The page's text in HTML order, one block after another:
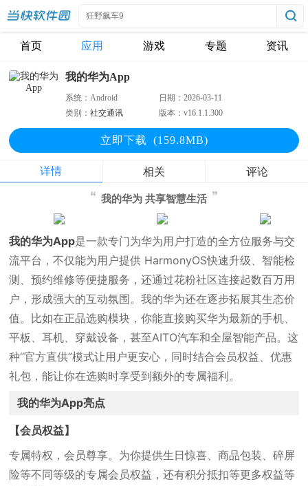
首页 应用 游戏 专题 资讯
我的华为App
系统：Android 日期：2026-03-11
类别：社交通讯 版本：v16.1.1.300
立即下载 (159.8MB)
详情 相关 评论
我的华为 共享智慧生活
我的华为App是一款专门为华为用户打造的全方位服务与交
流平台，不仅能为用户提供 HarmonyOS快速升级、智能检
测、预约维修等便捷服务，还通过花粉社区连接起数百万用
户，形成强大的互动氛围。我的华为还在逐步拓展其生态价
值。比如在正品选购模块，你能直接购买华为最新的手机、
平板、耳机、穿戴设备，甚至AITO汽车和全屋智能产品。这
种“官方直供”模式让用户更安心，同时结合会员权益、优惠
礼包，能让你在选购时享受到额外的专属福利。
我的华为App亮点
【会员权益】
专属特权，会员尊享。为你提供生日惊喜、商品包装、碎屏
险等不同等级的专属会员权益，还有积分抵扣等更多权益等